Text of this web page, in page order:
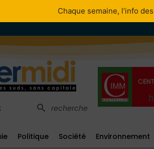
recherche
Politique Société Environnement
Chaque semaine, l’info